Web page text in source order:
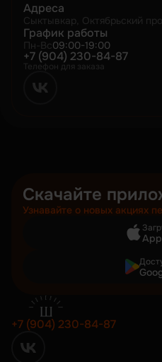
Адреса
Сыктывкар, Октябрьский
График работы
Пн-Вс09:00-19:00
+7 (904) 230-84-87
Телефон для заказа
Скачайте
Узнавайте о новых акциях
+7 (904) 230-84-87